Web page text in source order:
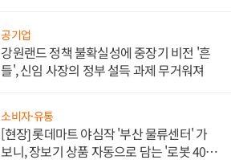
공기업
강원랜드 정책 불확실성에 중장기 비전 '흔
들', 신임 사장의 정부 설득 과제 무거워져
소비자·유통
[현장] 롯데마트 야심작 '부산 물류센터' 가
보니, 장보기 상품 자동으로 담는 '로봇 400